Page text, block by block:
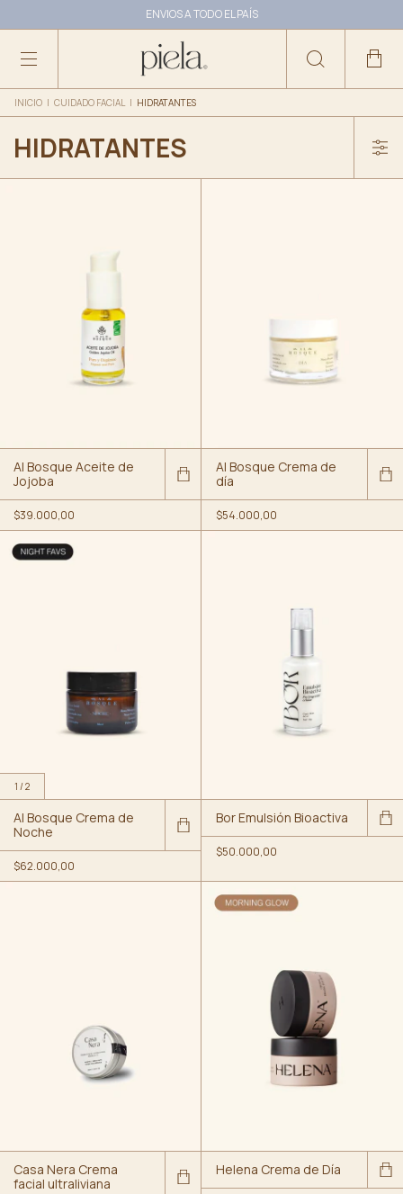
ENVIOS A TODO EL PAÍS
10% OFF ABONANDO CON TRANSFERENCIA
INICIO | CUIDADO FACIAL | HIDRATANTES
HIDRATANTES
Al Bosque Aceite de
Jojoba
$39.000,00
Al Bosque Crema de
día
$54.000,00
1 /2
Al Bosque Crema de
Noche
$62.000,00
Bor Emulsión Bioactiva
$50.000,00
Casa Nera Crema
facial ultraliviana
Helena Crema de Día